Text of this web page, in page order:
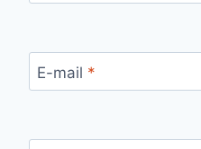
E-mail *